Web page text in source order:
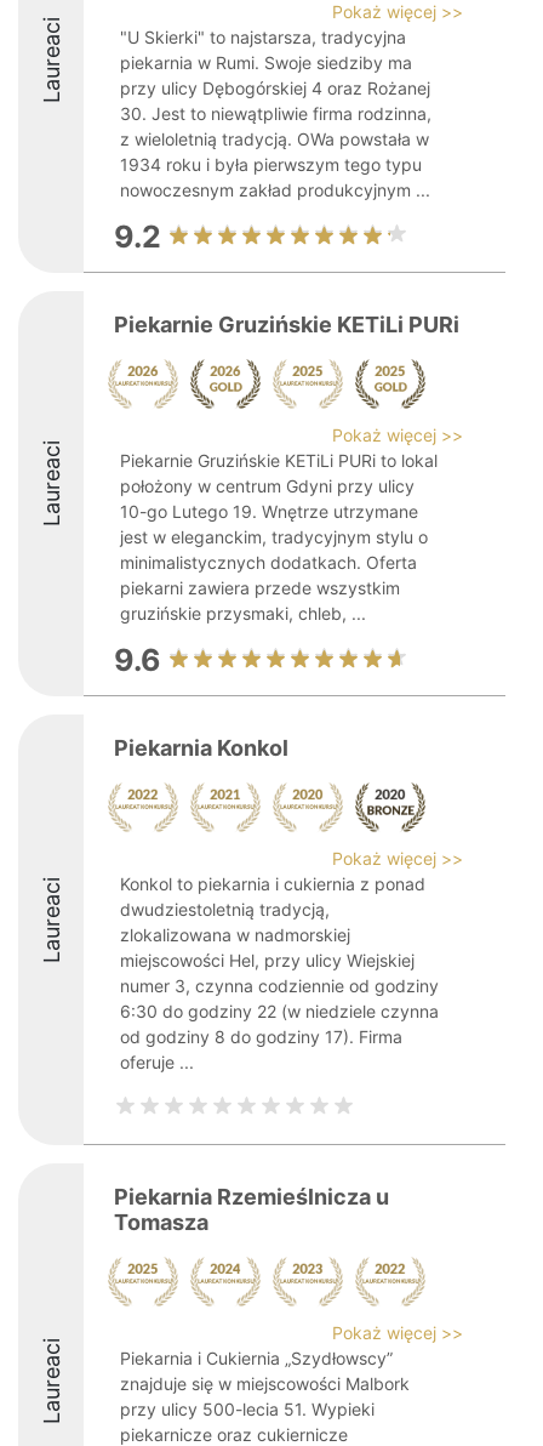
Laureaci
Pokaż więcej >>
"U Skierki" to najstarsza, tradycyjna
piekarnia w Rumi. Swoje siedziby ma
przy ulicy Dębogórskiej 4 oraz Rożanej
30. Jest to niewątpliwie firma rodzinna,
z wieloletnią tradycją. OWa powstała w
1934 roku i była pierwszym tego typu
nowoczesnym zakład produkcyjnym ...
9.2
Laureaci
Piekarnie Gruzińskie KETiLi PURi
Pokaż więcej >>
Piekarnie Gruzińskie KETiLi PURi to lokal
położony w centrum Gdyni przy ulicy
10-go Lutego 19. Wnętrze utrzymane
jest w eleganckim, tradycyjnym stylu o
minimalistycznych dodatkach. Oferta
piekarni zawiera przede wszystkim
gruzińskie przysmaki, chleb, ...
9.6
Laureaci
Piekarnia Konkol
Pokaż więcej >>
Konkol to piekarnia i cukiernia z ponad
dwudziestoletnią tradycją,
zlokalizowana w nadmorskiej
miejscowości Hel, przy ulicy Wiejskiej
numer 3, czynna codziennie od godziny
6:30 do godziny 22 (w niedziele czynna
od godziny 8 do godziny 17). Firma
oferuje ...
Laureaci
Piekarnia Rzemieślnicza u
Tomasza
Pokaż więcej >>
Piekarnia i Cukiernia „Szydłowscy”
znajduje się w miejscowości Malbork
przy ulicy 500-lecia 51. Wypieki
piekarnicze oraz cukiernicze